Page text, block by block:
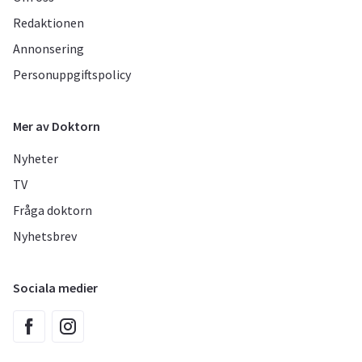
Redaktionen
Annonsering
Personuppgiftspolicy
Mer av Doktorn
Nyheter
TV
Fråga doktorn
Nyhetsbrev
Sociala medier